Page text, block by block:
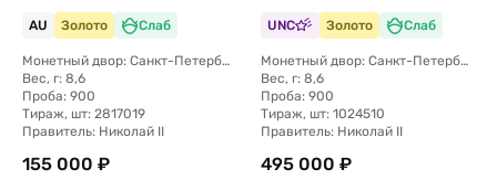
AU Золото Слаб
Монетный двор: Санкт-Петербургский монетный двор
Вес, г: 8,6
Проба: 900
Тираж, шт: 2817019
Правитель: Николай II
155 000 ₽
UNC Золото Слаб
Монетный двор: Санкт-Петербургский монетный двор
Вес, г: 8,6
Проба: 900
Тираж, шт: 1024510
Правитель: Николай II
495 000 ₽